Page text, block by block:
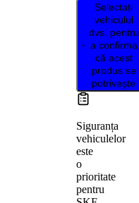
Selectați
vehiculul
dvs. pentru
a confirma
că acest
produs se
potrivește
Siguranța
vehiculelor
este
o
prioritate
pentru